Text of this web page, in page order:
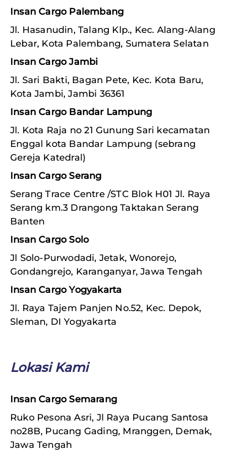
Insan Cargo Palembang
Jl. Hasanudin, Talang Klp., Kec. Alang-Alang
Lebar, Kota Palembang, Sumatera Selatan
Insan Cargo Jambi
Jl. Sari Bakti, Bagan Pete, Kec. Kota Baru,
Kota Jambi, Jambi 36361
Insan Cargo Bandar Lampung
Jl. Kota Raja no 21 Gunung Sari kecamatan
Enggal kota Bandar Lampung (sebrang
Gereja Katedral)
Insan Cargo Serang
Serang Trace Centre /STC Blok H01 Jl. Raya
Serang km.3 Drangong Taktakan Serang
Banten
Insan Cargo Solo
Jl Solo-Purwodadi, Jetak, Wonorejo,
Gondangrejo, Karanganyar, Jawa Tengah
Insan Cargo Yogyakarta
Jl. Raya Tajem Panjen No.52, Kec. Depok,
Sleman, DI Yogyakarta
Lokasi Kami
Insan Cargo Semarang
Ruko Pesona Asri, Jl Raya Pucang Santosa
no28B, Pucang Gading, Mranggen, Demak,
Jawa Tengah